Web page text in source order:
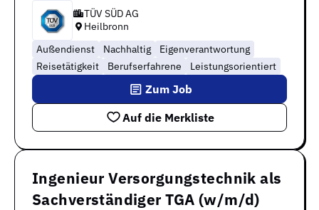
TÜV SÜD AG
Heilbronn
Außendienst
Nachhaltig
Eigenverantwortung
Reisetätigkeit
Berufserfahrene Leistungsorientiert
Auf die Merkliste
Zum Job
Ingenieur Versorgungstechnik als
Sachverständiger TGA (w/m/d)